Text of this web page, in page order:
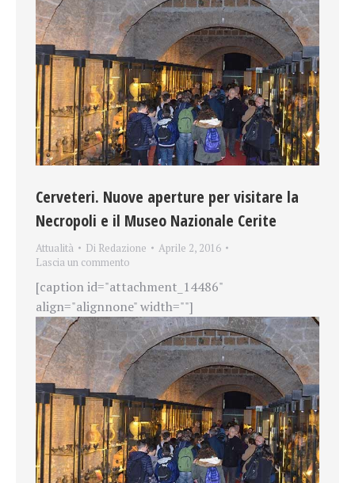
Cerveteri. Nuove aperture per visitare la
Necropoli e il Museo Nazionale Cerite
Attualità Di Redazione
Aprile 2, 2016
Lascia un commento
[caption id="attachment_14486"
align="alignnone" width=""]